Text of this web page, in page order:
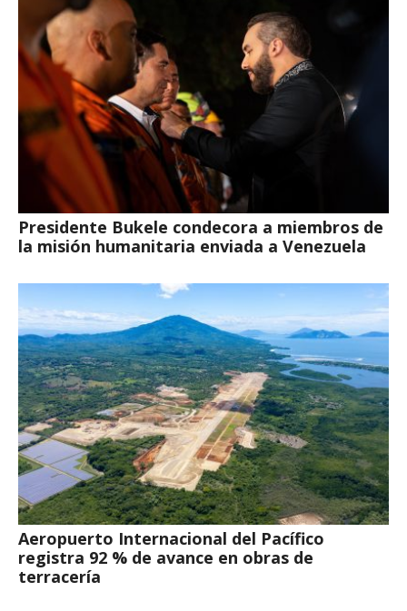
Presidente Bukele condecora a miembros de
la misión humanitaria enviada a Venezuela
Aeropuerto Internacional del Pacífico
registra 92 % de avance en obras de
terracería